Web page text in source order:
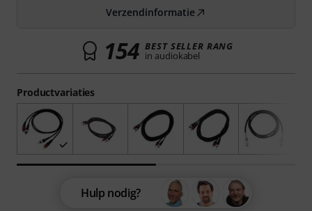
Productvariaties
Verzendinformatie
154 BEST SELLER RANG
in audiokabel
Hulp nodig?